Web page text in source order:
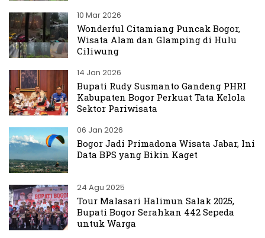
10 Mar 2026
Wonderful Citamiang Puncak Bogor,
Wisata Alam dan Glamping di Hulu
Ciliwung
14 Jan 2026
Bupati Rudy Susmanto Gandeng PHRI
Kabupaten Bogor Perkuat Tata Kelola
Sektor Pariwisata
06 Jan 2026
Bogor Jadi Primadona Wisata Jabar, Ini
Data BPS yang Bikin Kaget
24 Agu 2025
Tour Malasari Halimun Salak 2025,
Bupati Bogor Serahkan 442 Sepeda
untuk Warga